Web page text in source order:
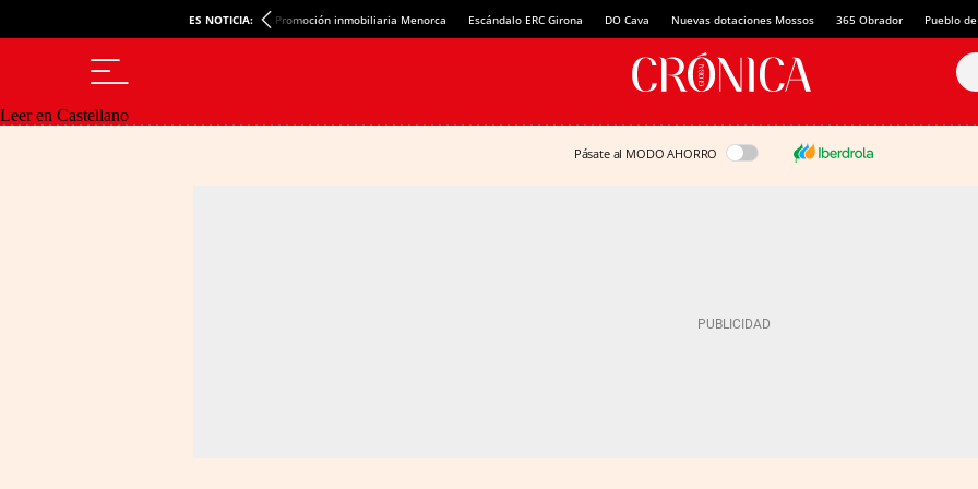
ES NOTICIA: Promoción inmobiliaria Menorca Escándalo ERC Girona DO Cava Nuevas dotaciones Mossos 365 Obrador Pueblo
Leer en Castellano
Pásate al MODO AHORRO